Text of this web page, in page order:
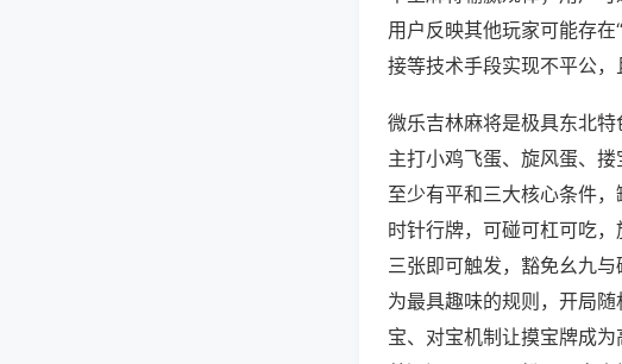
用户反映其他玩家可能存在
接等技术手段实现不平公，
微乐吉林麻将是极具东北特
主打小鸡飞蛋、旋风蛋、搂
至少有平和三大核心条件
时针行牌，可碰可杠可吃
三张即可触发，豁免幺九
为最具趣味的规则，开局
宝、对宝机制让摸宝牌成